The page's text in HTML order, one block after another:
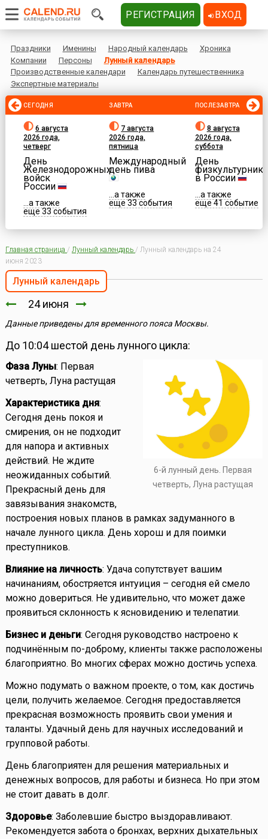
Праздники Именины Народный календарь
Хроника
Компании
Персоны
Лунный календарь
Производственные календари
Календарь путешественника
Экспертные материалы
СЕГОДНЯ
6 августа
2026 года,
четверг
День
Железнодорожных
войск
России
...а также
еще 33 события
ЗАВТРА
7 августа
2026 года,
пятница
Международный
день пива
...а также
еще 33 события
ПОСЛЕЗАВТРА
8 августа
2026 года,
суббота
День
физкультурника
в России
...а также
еще 41 событие
Главная страница / Лунный календарь / Лунный календарь на 24
июня 2023
Лунный календарь
24 июня
Данные приведены для временного пояса Москвы.
До 10:04 шестой день лунного цикла:
6-й лунный день. Первая
четверть, Луна растущая
Фаза Луны: Первая
четверть, Луна растущая
Характеристика дня:
Сегодня день покоя и
смирения, он не подходит
для напора и активных
действий. Не ждите
неожиданных событий.
Прекрасный день для
завязывания знакомств,
построения новых планов в рамках задуманного в
начале лунного цикла. День хорош и для поимки
преступников.
Влияние на личность: Удача сопутствует вашим
начинаниям, обостряется интуиция – сегодня ей смело
можно довериться. Не удивительно, что может даже
проявиться склонность к ясновидению и телепатии.
Бизнес и деньги: Сегодня руководство настроено к
подчинённым по-доброму, клиенты также расположены
благоприятно. Во многих сферах можно достичь успеха.
Можно подумать о важном проекте, о том, как достичь
цели, получить желаемое. Сегодня предоставляется
прекрасная возможность проявить свои умения и
таланты. Удачный день для научных исследований и
групповой работы.
День благоприятен для решения материальных и
денежных вопросов, для работы и бизнеса. Но при этом
не стоит давать в долг.
Здоровье: Заболевшие быстро выздоравливают.
Рекомендуется забота о бронхах, верхних дыхательных
РЕГИСТРАЦИЯ ВХОД